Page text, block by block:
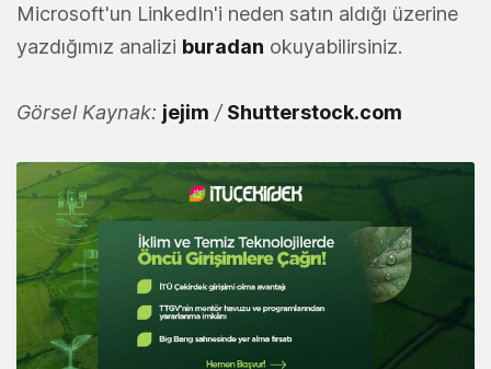
Microsoft'un LinkedIn'i neden satın aldığı üzerine
yazdığımız analizi buradan okuyabilirsiniz.
Görsel Kaynak: jejim /Shutterstock.com